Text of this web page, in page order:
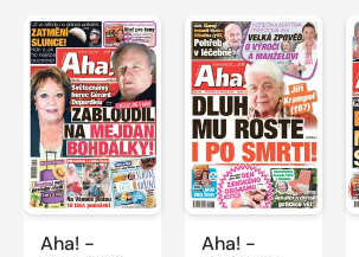
Aha! -
Aha! -